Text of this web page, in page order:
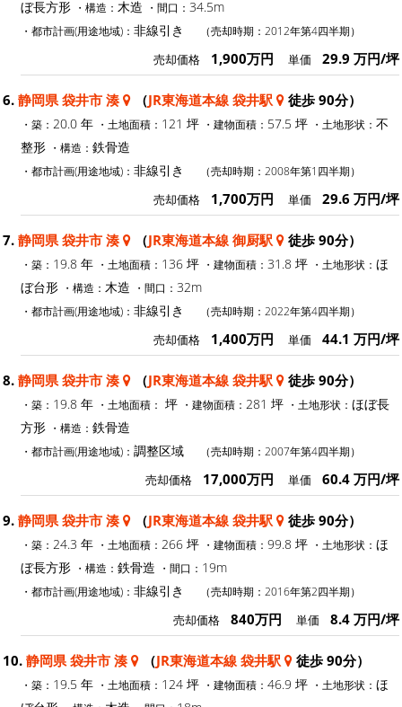
ぼ長方形 ・構造： 木造 ・間口： 34.5m
・都市計画(用途地域)： 非線引き （売却時期：2012年第4四半期）
売却価格 1,900万円 単価 29.9 万円/坪
6. 静岡県 袋井市 湊 （JR東海道本線 袋井駅 徒歩 90分）
・築： 20.0 年 ・土地面積： 121 坪 ・建物面積： 57.5 坪 ・土地形状： 不
整形 ・構造： 鉄骨造
・都市計画(用途地域)： 非線引き （売却時期：2008年第1四半期）
売却価格 1,700万円 単価 29.6 万円/坪
7. 静岡県 袋井市 湊 （JR東海道本線 御厨駅 徒歩 90分）
・築： 19.8 年 ・土地面積： 136 坪 ・建物面積： 31.8 坪 ・土地形状： ほ
ぼ台形 ・構造： 木造 ・間口： 32m
・都市計画(用途地域)： 非線引き （売却時期：2022年第4四半期）
売却価格 1,400万円 単価 44.1 万円/坪
8. 静岡県 袋井市 湊 （JR東海道本線 袋井駅 徒歩 90分）
・築： 19.8 年 ・土地面積： 坪 ・建物面積： 281 坪 ・土地形状： ほぼ長
方形 ・構造： 鉄骨造
・都市計画(用途地域)： 調整区域 （売却時期：2007年第4四半期）
売却価格 17,000万円 単価 60.4 万円/坪
9. 静岡県 袋井市 湊 （JR東海道本線 袋井駅 徒歩 90分）
・築： 24.3 年 ・土地面積： 266 坪 ・建物面積： 99.8 坪 ・土地形状： ほ
ぼ長方形 ・構造： 鉄骨造 ・間口： 19m
・都市計画(用途地域)： 非線引き （売却時期：2016年第2四半期）
売却価格 840万円 単価 8.4 万円/坪
10. 静岡県 袋井市 湊 （JR東海道本線 袋井駅 徒歩 90分）
・築： 19.5 年 ・土地面積： 124 坪 ・建物面積： 46.9 坪 ・土地形状： ほ